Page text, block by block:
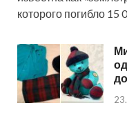
которого погибло 15